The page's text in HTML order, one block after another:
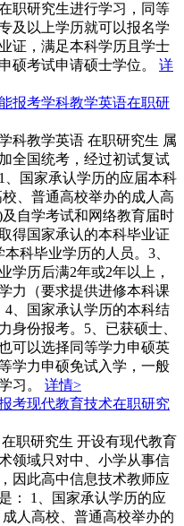
职研究生进行学习，同等
及以上学历就可以报名学
证，满足本科学历且学士
硕考试申请硕士学位。 详
报考学科教学英语在职研
科教学英语 在职研究生 属
全国统考，经过初试复试
、国家承认学历的应届本科
、普通高校举办的成人高
自学考试和网络教育届时
得国家承认的本科毕业证
科毕业学历的人员。3、
学历后满2年或2年以上，
力（要求提供进修本科课
、国家承认学历的本科结
身份报考。5、已获硕士、
可以选择同等学力申硕英
学力申硕免试入学，一般
习。 详情>
考现代教育技术在职研究
职研究生 开设有现代教育
领域只对中、小学从事信
因此高中信息技术教师应
： 1、国家承认学历的应
人高校、普通高校举办的